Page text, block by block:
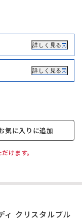
詳しく見る
詳しく見る
気に入りに追加
けます。
ィ クリスタルブル